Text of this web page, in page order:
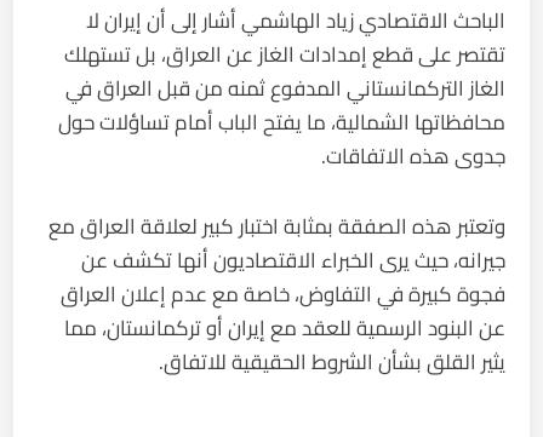
الباحث الاقتصادي زياد الهاشمي أشار إلى أن إيران لا
تقتصر على قطع إمدادات الغاز عن العراق، بل تستهلك
الغاز التركمانستاني المدفوع ثمنه من قبل العراق في
محافظاتها الشمالية، ما يفتح الباب أمام تساؤلات حول
جدوى هذه الاتفاقات.
وتعتبر هذه الصفقة بمثابة اختبار كبير لعلاقة العراق مع
جيرانه، حيث يرى الخبراء الاقتصاديون أنها تكشف عن
فجوة كبيرة في التفاوض، خاصة مع عدم إعلان العراق
عن البنود الرسمية للعقد مع إيران أو تركمانستان، مما
يثير القلق بشأن الشروط الحقيقية للاتفاق.